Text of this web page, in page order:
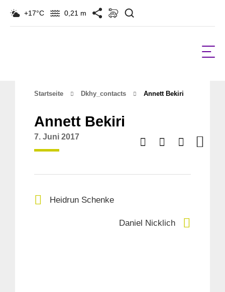
+17°C 0,21 m
Startseite Dkhy_contacts Annett Bekiri
Annett Bekiri
7. Juni 2017
Heidrun Schenke
Daniel Nicklich